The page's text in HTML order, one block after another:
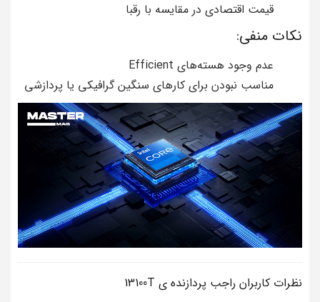
قیمت اقتصادی در مقایسه با رقبا
نکات منفی:
عدم وجود هسته‌های Efficient
مناسب نبودن برای کارهای سنگین گرافیکی یا پردازشی
نظرات کاربران راجب پردازنده ی 13100T